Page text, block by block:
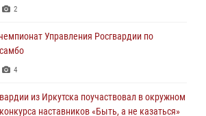
2
Управления Росгвардии по
4
из Иркутска поучаствовал в окружном
наставников «Быть, а не казаться»